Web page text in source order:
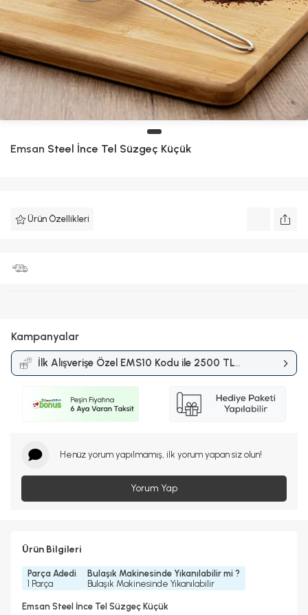
Emsan Steel İnce Tel Süzgeç Küçük
Ürün Özellikleri
Kampanyalar
İlk Alışverişe Özel EMS10 Kodu ile 2500 TL
ve Üzerine %10 İndirimKampanyası
Henüz yorum yapılmamış, ilk yorum yapan siz olun!
Yorum Yap
Ürün Bilgileri
Parça Adedi
1 Parça
Bulaşık Makinesinde Yıkanılabilir mi ?
Bulaşık Makinesinde Yıkanılabilir
Emsan Steel İnce Tel Süzgeç Küçük